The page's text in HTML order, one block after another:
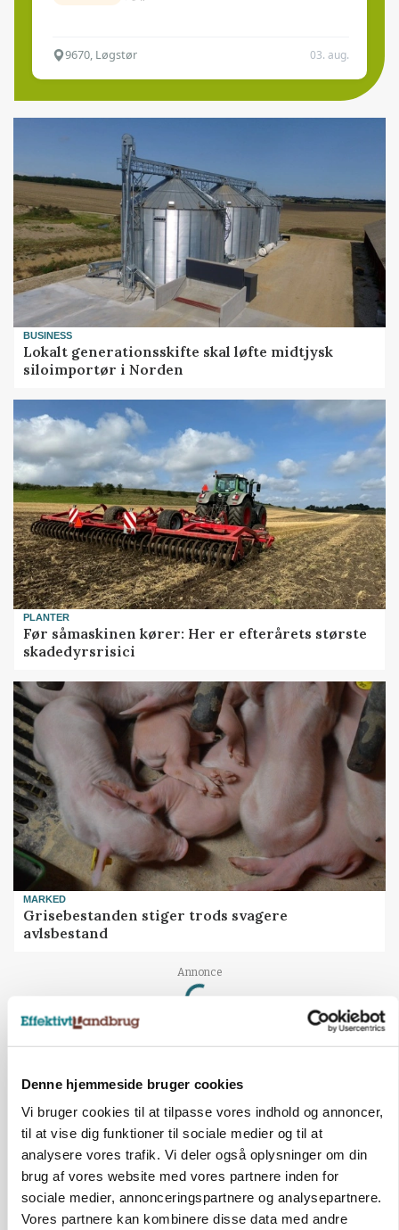
Denne hjemmeside bruger cookies
Vi bruger cookies til at tilpasse vores indhold og annoncer,
til at vise dig funktioner til sociale medier og til at
analysere vores trafik. Vi deler også oplysninger om din
brug af vores website med vores partnere inden for
sociale medier, annonceringspartnere og analysepartnere.
Vores partnere kan kombinere disse data med andre
9670, Løgstør 03. aug.
BUSINESS
Lokalt generationsskifte skal løfte midtjysk
siloimportør i Norden
PLANTER
Før såmaskinen kører: Her er efterårets største
skadedyrsrisici
MARKED
Grisebestanden stiger trods svagere
avlsbestand
Annonce
Loading...